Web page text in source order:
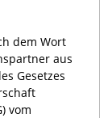
dem Wort
aus
Gesetzes
vom